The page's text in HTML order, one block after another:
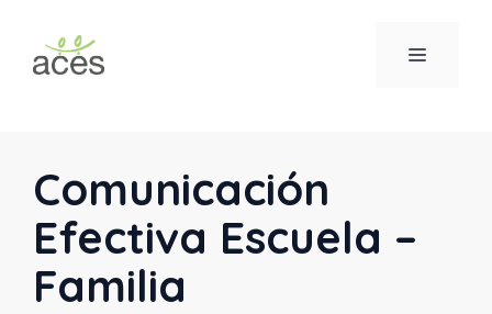
contenido
MENÚ
Comunicación
Efectiva Escuela –
Familia